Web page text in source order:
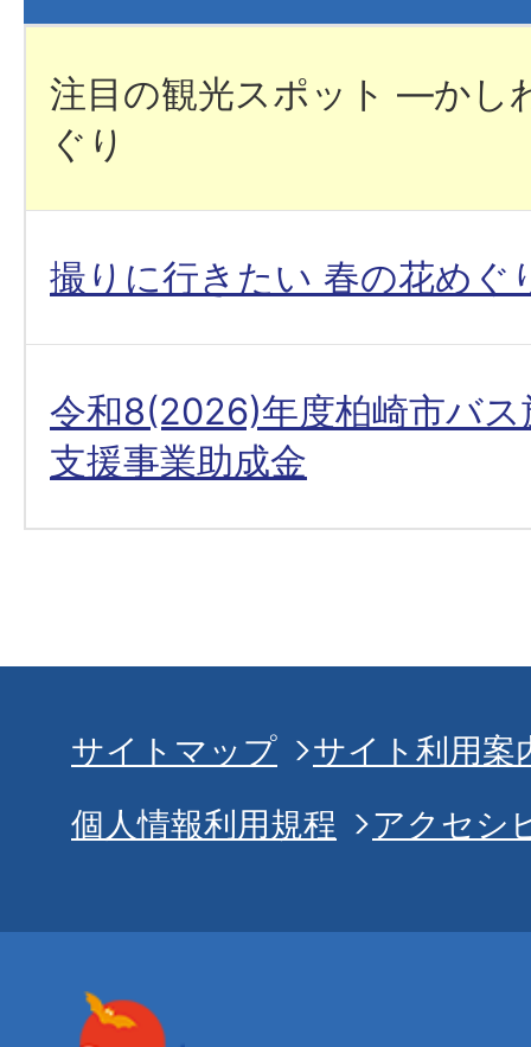
注目の観光スポット ―かし
ぐり
撮りに行きたい 春の花めぐ
令和8(2026)年度柏崎市バス
支援事業助成金
サイトマップ
サイト利用案
個人情報利用規程
アクセシ